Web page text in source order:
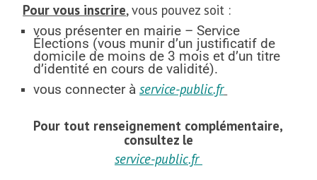
Pour vous inscrire, vous pouvez soit :
vous présenter en mairie – Service
Élections (vous munir d’un justificatif de
domicile de moins de 3 mois et d’un titre
d’identité en cours de validité).
vous connecter àservice-public.fr
Pour tout renseignement complémentaire,
consultez le
service-public.fr